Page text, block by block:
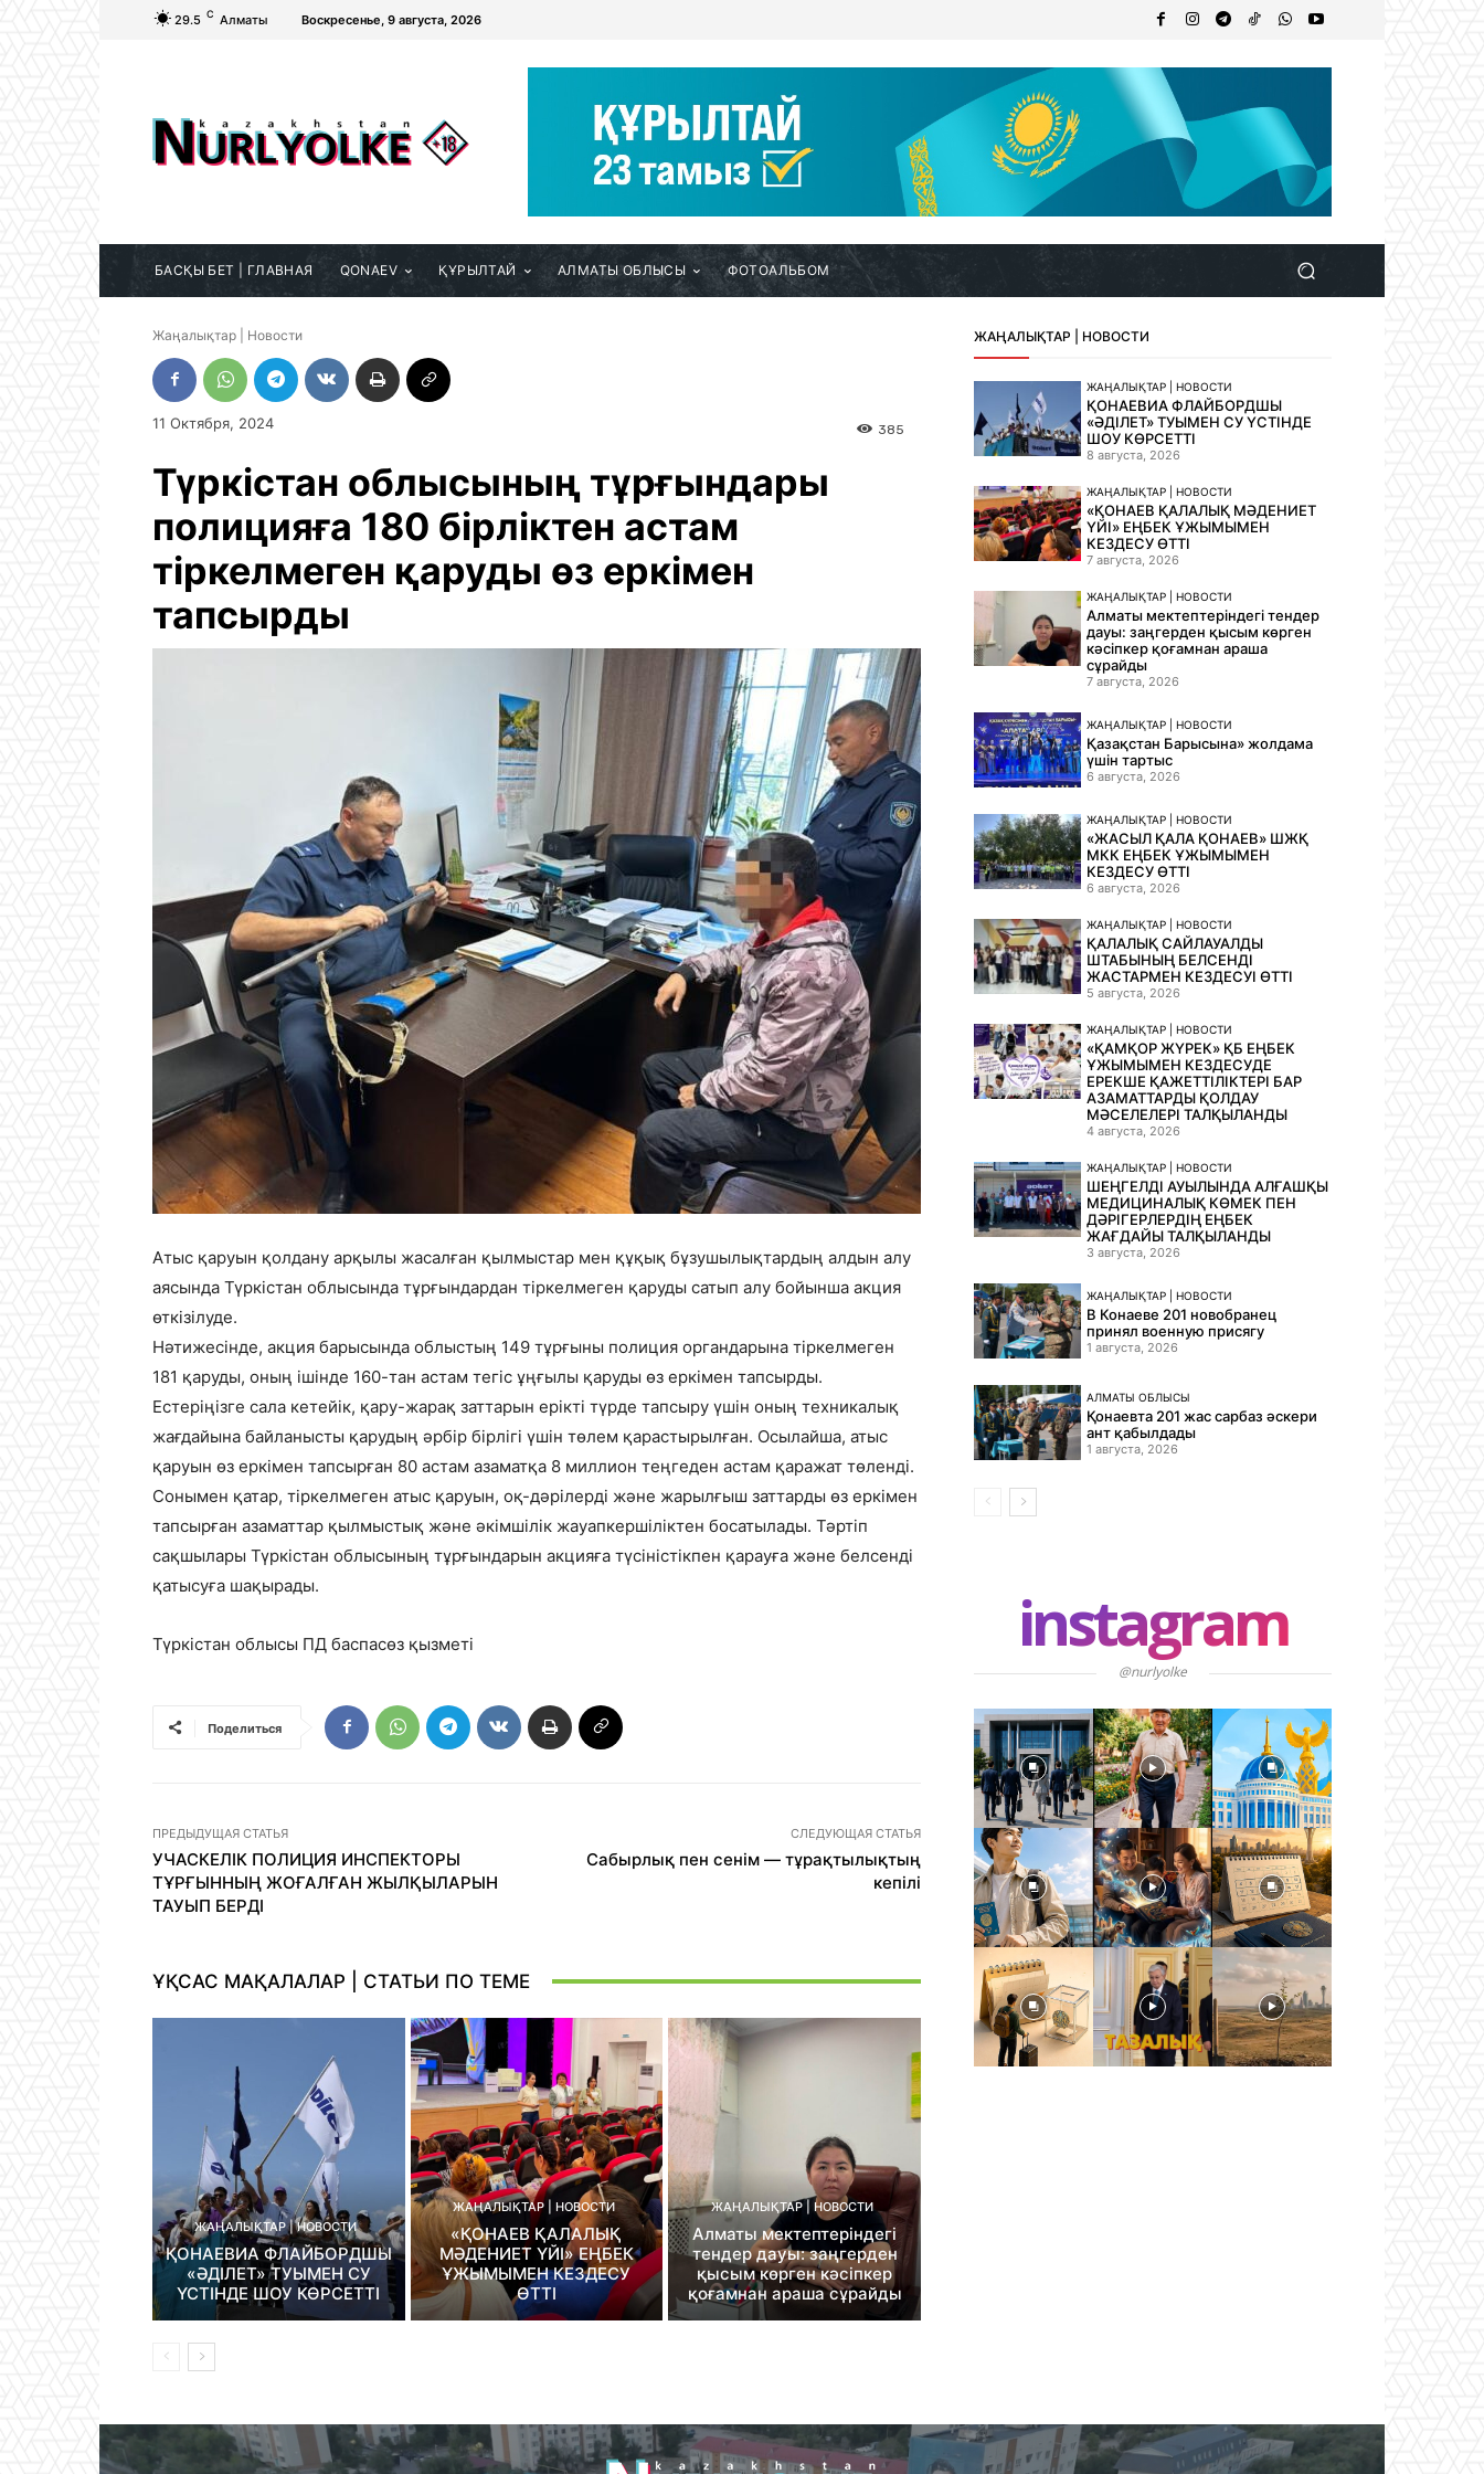
29.5 C Алматы Воскресенье, 9 августа, 2026
БАСҚЫ БЕТ | ГЛАВНАЯ QONAEV ҚҰРЫЛТАЙ АЛМАТЫ ОБЛЫСЫ ФОТОАЛЬБОМ
Жаңалықтар | Новости
11 Октября, 2024 385
Түркістан облысының тұрғындары
полицияға 180 бірліктен астам
тіркелмеген қаруды өз еркімен
тапсырды
Атыс қаруын қолдану арқылы жасалған қылмыстар мен құқық бұзушылықтардың алдын алу
аясында Түркістан облысында тұрғындардан тіркелмеген қаруды сатып алу бойынша акция
өткізілуде.
Нәтижесінде, акция барысында облыстың 149 тұрғыны полиция органдарына тіркелмеген
181 қаруды, оның ішінде 160-тан астам тегіс ұңғылы қаруды өз еркімен тапсырды.
Естеріңізге сала кетейік, қару-жарақ заттарын ерікті түрде тапсыру үшін оның техникалық
жағдайына байланысты қарудың әрбір бірлігі үшін төлем қарастырылған. Осылайша, атыс
қаруын өз еркімен тапсырған 80 астам азаматқа 8 миллион теңгеден астам қаражат төленді.
Сонымен қатар, тіркелмеген атыс қаруын, оқ-дәрілерді және жарылғыш заттарды өз еркімен
тапсырған азаматтар қылмыстық және әкімшілік жауапкершіліктен босатылады. Тәртіп
сақшылары Түркістан облысының тұрғындарын акцияға түсіністікпен қарауға және белсенді
қатысуға шақырады.
Түркістан облысы ПД баспасөз қызметі
Поделиться
ПРЕДЫДУЩАЯ СТАТЬЯ
УЧАСКЕЛІК ПОЛИЦИЯ ИНСПЕКТОРЫ
ТҰРҒЫННЫҢ ЖОҒАЛҒАН ЖЫЛҚЫЛАРЫН
ТАУЫП БЕРДІ
СЛЕДУЮЩАЯ СТАТЬЯ
Сабырлық пен сенім — тұрақтылықтың
кепілі
ҰҚСАС МАҚАЛАЛАР | СТАТЬИ ПО ТЕМЕ
ЖАҢАЛЫҚТАР | НОВОСТИ
ҚОНАЕВИА ФЛАЙБОРДШЫ
«ӘДІЛЕТ» ТУЫМЕН СУ
ҮСТІНДЕ ШОУ КӨРСЕТТІ
ЖАҢАЛЫҚТАР | НОВОСТИ
«ҚОНАЕВ ҚАЛАЛЫҚ
МӘДЕНИЕТ ҮЙІ» ЕҢБЕК
ҰЖЫМЫМЕН КЕЗДЕСУ
ӨТТІ
ЖАҢАЛЫҚТАР | НОВОСТИ
Алматы мектептеріндегі
тендер дауы: заңгерден
қысым көрген кәсіпкер
қоғамнан араша сұрайды
ЖАҢАЛЫҚТАР | НОВОСТИ
ЖАҢАЛЫҚТАР | НОВОСТИ
ҚОНАЕВИА ФЛАЙБОРДШЫ
«ӘДІЛЕТ» ТУЫМЕН СУ ҮСТІНДЕ
ШОУ КӨРСЕТТІ
8 августа, 2026
ЖАҢАЛЫҚТАР | НОВОСТИ
«ҚОНАЕВ ҚАЛАЛЫҚ МӘДЕНИЕТ
ҮЙІ» ЕҢБЕК ҰЖЫМЫМЕН
КЕЗДЕСУ ӨТТІ
7 августа, 2026
ЖАҢАЛЫҚТАР | НОВОСТИ
Алматы мектептеріндегі тендер
дауы: заңгерден қысым көрген
кәсіпкер қоғамнан араша
сұрайды
7 августа, 2026
ЖАҢАЛЫҚТАР | НОВОСТИ
Қазақстан Барысына» жолдама
үшін тартыс
6 августа, 2026
ЖАҢАЛЫҚТАР | НОВОСТИ
«ЖАСЫЛ ҚАЛА ҚОНАЕВ» ШЖҚ
МКК ЕҢБЕК ҰЖЫМЫМЕН
КЕЗДЕСУ ӨТТІ
6 августа, 2026
ЖАҢАЛЫҚТАР | НОВОСТИ
ҚАЛАЛЫҚ САЙЛАУАЛДЫ
ШТАБЫНЫҢ БЕЛСЕНДІ
ЖАСТАРМЕН КЕЗДЕСУІ ӨТТІ
5 августа, 2026
ЖАҢАЛЫҚТАР | НОВОСТИ
«ҚАМҚОР ЖҮРЕК» ҚБ ЕҢБЕК
ҰЖЫМЫМЕН КЕЗДЕСУДЕ
ЕРЕКШЕ ҚАЖЕТТІЛІКТЕРІ БАР
АЗАМАТТАРДЫ ҚОЛДАУ
МӘСЕЛЕЛЕРІ ТАЛҚЫЛАНДЫ
4 августа, 2026
ЖАҢАЛЫҚТАР | НОВОСТИ
ШЕҢГЕЛДІ АУЫЛЫНДА АЛҒАШҚЫ
МЕДИЦИНАЛЫҚ КӨМЕК ПЕН
ДӘРІГЕРЛЕРДІҢ ЕҢБЕК
ЖАҒДАЙЫ ТАЛҚЫЛАНДЫ
3 августа, 2026
ЖАҢАЛЫҚТАР | НОВОСТИ
В Конаеве 201 новобранец
принял военную присягу
1 августа, 2026
АЛМАТЫ ОБЛЫСЫ
Қонаевта 201 жас сарбаз әскери
ант қабылдады
1 августа, 2026
instagram
@nurlyolke